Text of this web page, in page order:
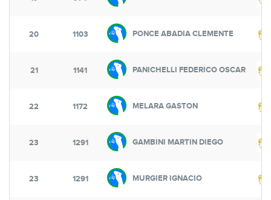
20 1103 PONCE ABADIA CLEMENTE
21 1141 PANICHELLI FEDERICO OSCAR
22 1172 MELARA GASTON
23 1291 GAMBINI MARTIN DIEGO
23 1291 MURGIER IGNACIO